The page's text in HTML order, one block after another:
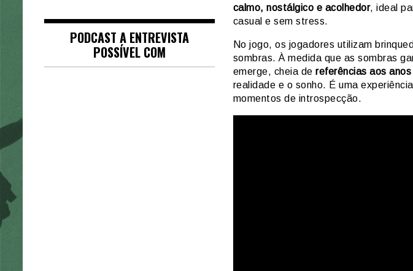
calmo, nostálgico e acolhedor, ideal
casual e sem stress.
No jogo, os jogadores utilizam
sombras. À medida que as sombras
emerge, cheia de referências aos anos
realidade e o sonho. É uma
momentos de introspecção.
PODCAST A ENTREVISTA
POSSÍVEL COM